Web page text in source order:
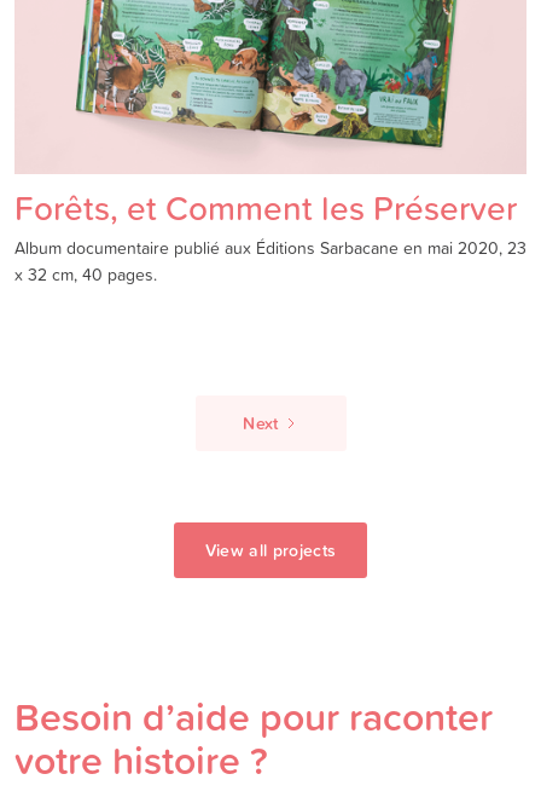
Forêts, et Comment les Préserver
Album documentaire publié aux Éditions Sarbacane en mai 2020, 23
x 32 cm, 40 pages.
Next
View all projects
Besoin d’aide pour raconter
votre histoire ?